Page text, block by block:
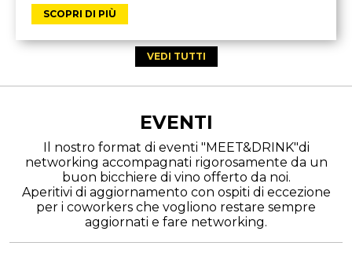
SCOPRI DI PIÙ
VEDI TUTTI
EVENTI
Il nostro format di eventi "MEET&DRINK"di
networking accompagnati rigorosamente da un
buon bicchiere di vino offerto da noi.
Aperitivi di aggiornamento con ospiti di eccezione
per i coworkers che vogliono restare sempre
aggiornati e fare networking.